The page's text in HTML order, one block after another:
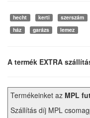
hecht kerti szerszám
ház
garázs lemez
A termék EXTRA
Termékeinket az MPL
Szállítás díj MPL